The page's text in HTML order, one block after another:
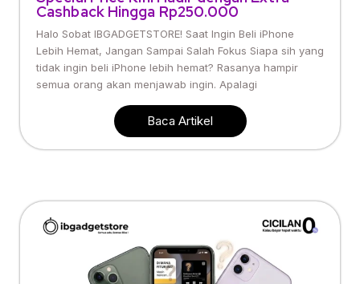
Cashback Hingga Rp250.000
Halo Sobat IBGADGETSTORE! Saat Ingin Beli iPhone
Lebih Hemat, Jangan Sampai Salah Fokus Siapa sih yang
tidak ingin beli iPhone lebih hemat? Rasanya hampir
semua orang akan menjawab ingin. Apalagi
Baca Artikel